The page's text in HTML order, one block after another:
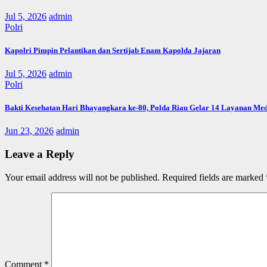
Jul 5, 2026 admin
Polri
Kapolri Pimpin Pelantikan dan Sertijab Enam Kapolda Jajaran
Jul 5, 2026 admin
Polri
Bakti Kesehatan Hari Bhayangkara ke-80, Polda Riau Gelar 14 Layanan
Jun 23, 2026 admin
Leave a Reply
Your email address will not be published. Required fields are marked
Comment *